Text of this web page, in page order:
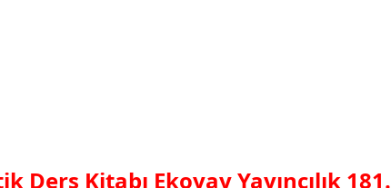
Ders Kitabı Ekoyay Yayıncılık 181.